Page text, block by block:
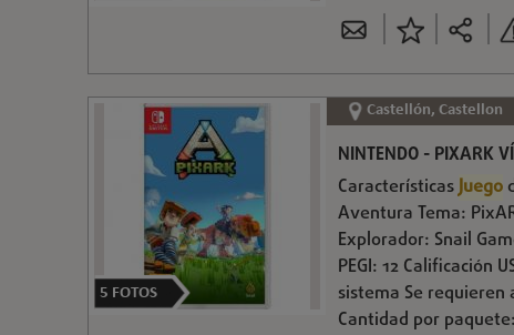
Castellón, Castellon
NINTENDO - PIXARK
CaracterísticasJuego
Aventura Tema:
Explorador: Snail
PEGI: 12 Calificación
sistema Se
Cantidad por
5 FOTOS